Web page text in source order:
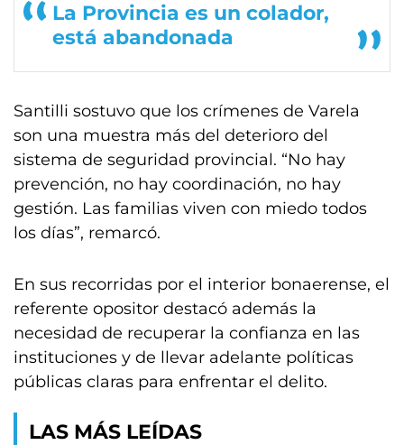
La Provincia es un colador,
está abandonada
Santilli sostuvo que los crímenes de Varela
son una muestra más del deterioro del
sistema de seguridad provincial. “No hay
prevención, no hay coordinación, no hay
gestión. Las familias viven con miedo todos
los días”, remarcó.
En sus recorridas por el interior bonaerense, el
referente opositor destacó además la
necesidad de recuperar la confianza en las
instituciones y de llevar adelante políticas
públicas claras para enfrentar el delito.
LAS MÁS LEÍDAS